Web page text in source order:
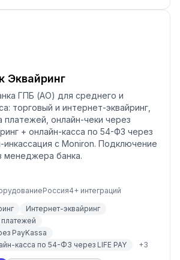
Эквайринг
ГПБ (АО) для среднего и
торговый и интернет-эквайринг,
онлайн-чеки через
+ онлайн-касса по 54-ФЗ через
инкассация с Moniron. Подключение
менеджера банка.
Россия4+ интеграций
Интернет-эквайринг
PayKassa
касса по 54-ФЗ через LIFE PAY
+3